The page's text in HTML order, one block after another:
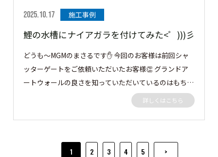
本当に満足しています！！ありがとうございました。
2025.10.17 施工事例
鯉の水槽にナイアガラを付けてみた<゜)))彡
どうも～MGMのまさるです✋ 今回のお客様は前回シャ
ッターゲートをご依頼いただいたお客様👏 グランドア
ートウォールの良さを知っていただいているのはもちろ
んですが、 鯉の水槽にナイアガラの滝付きの水槽にバ
ージョンアップのご依頼 かなりむつかしかったですが
無事完成しました✨ ナイアガラの裏側のポンプも隠すた
施工させていただきました。 グランドアートウォール
詳しくはこちら
1 2 3 4 5 >